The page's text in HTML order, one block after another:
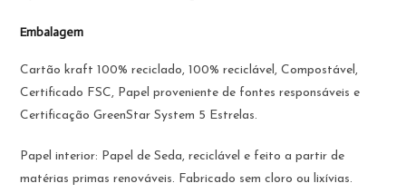
Embalagem
Cartão kraft 100% reciclado, 100% reciclável, Compostável,
Certificado FSC, Papel proveniente de fontes responsáveis e
Certificação GreenStar System 5 Estrelas.
Papel interior: Papel de Seda, reciclável e feito a partir de
matérias primas renováveis. Fabricado sem cloro ou lixívias.